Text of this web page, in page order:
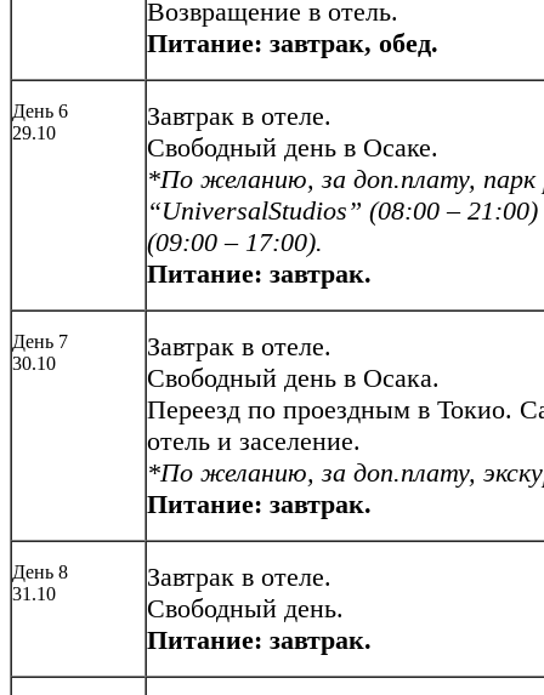
Возвращение в отель.
Питание: завтрак, обед.
День 6
29.10
Завтрак в отеле.
Свободный день в Осаке.
*По желанию, за доп.плату, парк
“UniversalStudios” (08:00 –
(09:00 – 17:00).
Питание: завтрак.
День 7
30.10
Завтрак в отеле.
Свободный день в Осака.
Переезд по проездным в Токио.
отель и заселение.
*По желанию, за доп.плату,
Питание: завтрак.
День 8
31.10
Завтрак в отеле.
Свободный день.
Питание: завтрак.